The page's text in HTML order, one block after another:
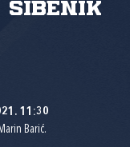
Šibenik
11:30
Barić.